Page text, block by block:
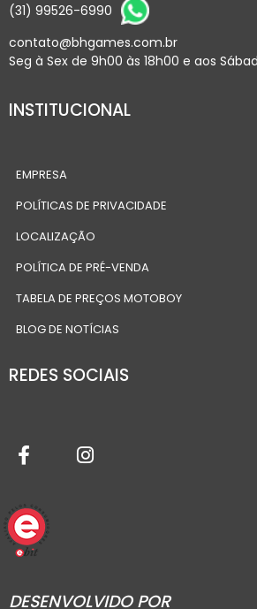
(31) 99526-6990
contato@bhgames.com.br
Seg à Sex de 9h00 às 18h00 e aos
INSTITUCIONAL
EMPRESA
POLÍTICAS DE PRIVACIDADE
LOCALIZAÇÃO
POLÍTICA DE PRÉ-VENDA
TABELA DE PREÇOS MOTOBOY
BLOG DE NOTÍCIAS
REDES SOCIAIS
DESENVOLVIDO POR